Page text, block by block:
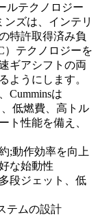
ルテクノロジー
ンズは、インテリ
特許取得済み負
）テクノロジーを
ギアシフトの両
ようにします。
Cumminsは
低燃費、高トル
ト性能を備え、
;動作効率を向上
な始動性
段ジェット、低
テムの設計